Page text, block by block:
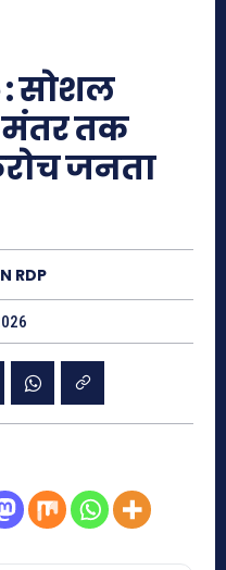
: सोशल
मंतर तक
जनता
RDP